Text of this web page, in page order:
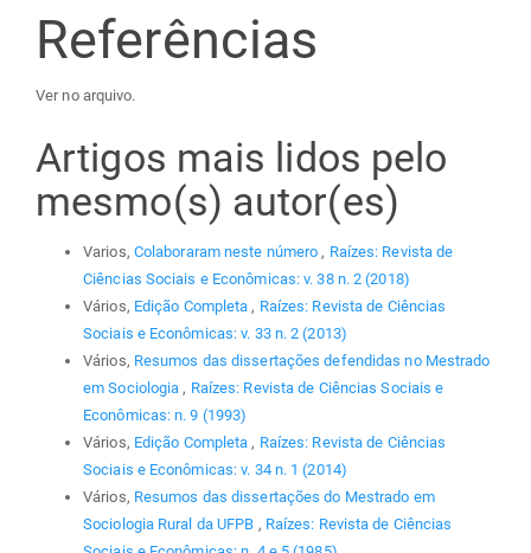
Referências
Ver no arquivo.
Artigos mais lidos pelo
mesmo(s) autor(es)
Varios, Colaboraram neste número , Raízes: Revista de
Ciências Sociais e Econômicas: v. 38 n. 2 (2018)
Vários, Edição Completa , Raízes: Revista de Ciências
Sociais e Econômicas: v. 33 n. 2 (2013)
Vários, Resumos das dissertações defendidas no Mestrado
em Sociologia , Raízes: Revista de Ciências Sociais e
Econômicas: n. 9 (1993)
Vários, Edição Completa , Raízes: Revista de Ciências
Sociais e Econômicas: v. 34 n. 1 (2014)
Vários, Resumos das dissertações do Mestrado em
Sociologia Rural da UFPB , Raízes: Revista de Ciências